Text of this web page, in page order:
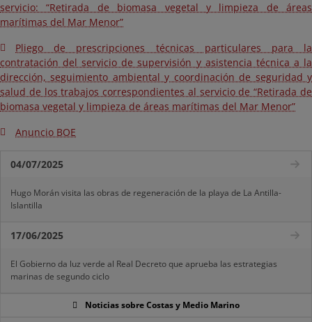
servicio: “Retirada de biomasa vegetal y limpieza de áreas
marítimas del Mar Menor”
Pliego de prescripciones técnicas particulares para la
contratación del servicio de supervisión y asistencia técnica a la
dirección, seguimiento ambiental y coordinación de seguridad y
salud de los trabajos correspondientes al servicio de “Retirada de
biomasa vegetal y limpieza de áreas marítimas del Mar Menor”
Anuncio BOE
04/07/2025
Hugo Morán visita las obras de regeneración de la playa de La Antilla-
Islantilla
17/06/2025
El Gobierno da luz verde al Real Decreto que aprueba las estrategias
marinas de segundo ciclo
Noticias sobre Costas y Medio Marino